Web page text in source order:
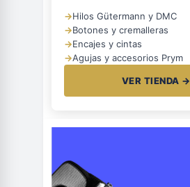
→Hilos Gütermann y DMC
→Botones y cremalleras
→Encajes y cintas
→Agujas y accesorios Prym
VER TIENDA →